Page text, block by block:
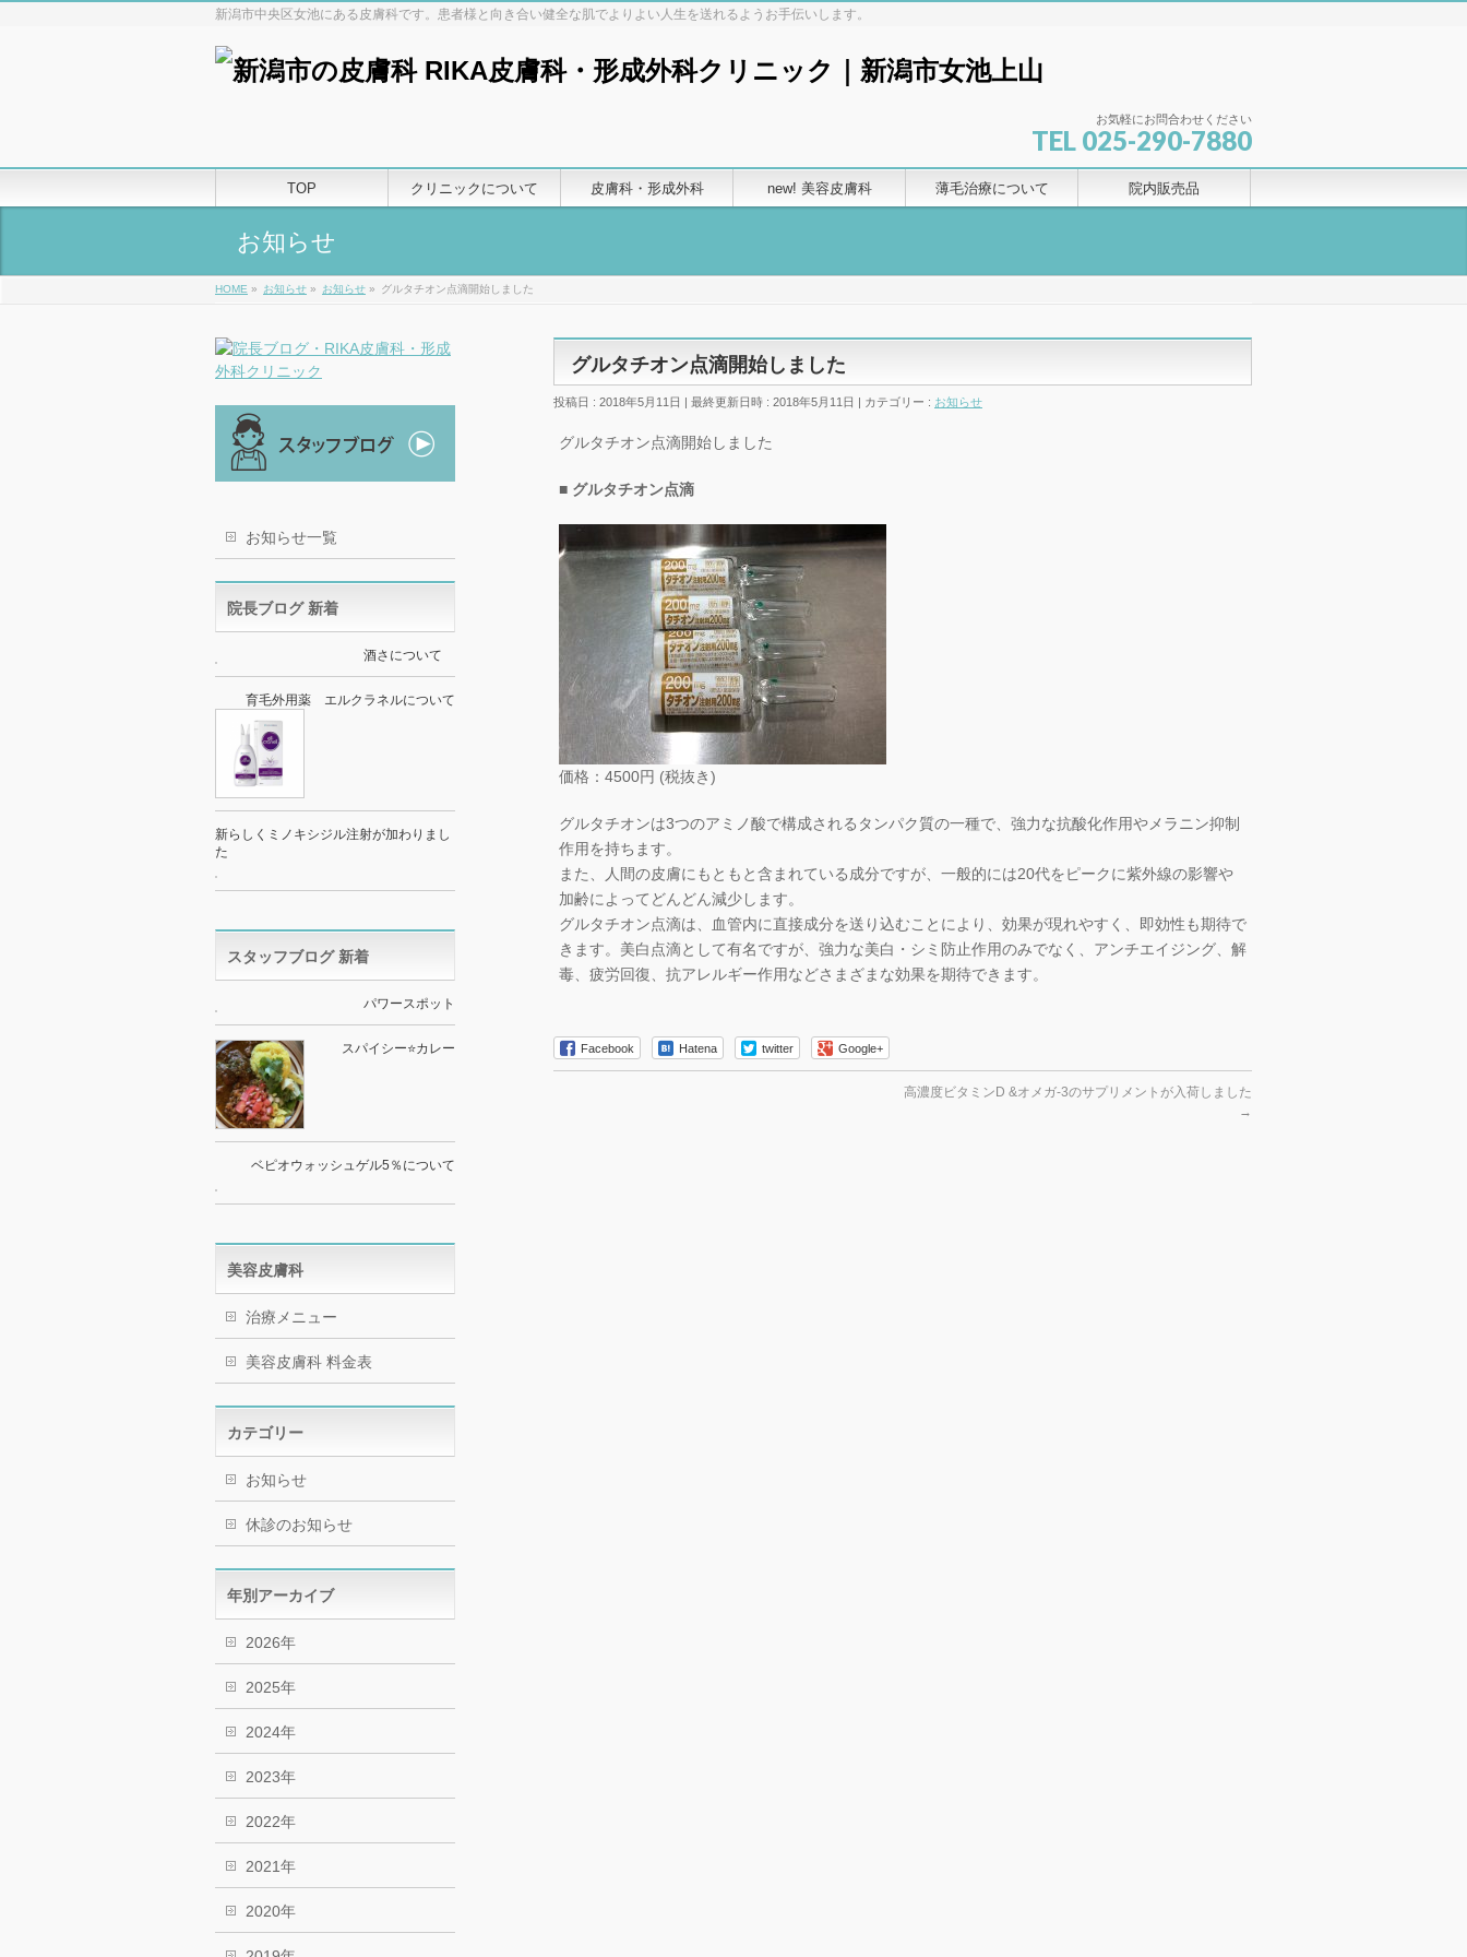
新潟市中央区女池にある皮膚科です。患者様と向き合い健全な肌でよりよい人生を送れるようお手伝いします。
お気軽にお問合わせください
TEL 025-290-7880
TOP クリニックについて 皮膚科・形成外科 new! 美容皮膚科 薄毛治療について 院内販売品
お知らせ
HOME » お知らせ » お知らせ » グルタチオン点滴開始しました
グルタチオン点滴開始しました
投稿日 : 2018年5月11日 最終更新日時 : 2018年5月11日 カテゴリー : お知らせ
グルタチオン点滴開始しました
■ グルタチオン点滴
価格：4500円 (税抜き)
グルタチオンは3つのアミノ酸で構成されるタンパク質の一種で、強力な抗酸化作用やメラニン抑制
作用を持ちます。
また、人間の皮膚にもともと含まれている成分ですが、一般的には20代をピークに紫外線の影響や
加齢によってどんどん減少します。
グルタチオン点滴は、血管内に直接成分を送り込むことにより、効果が現れやすく、即効性も期待で
きます。美白点滴として有名ですが、強力な美白・シミ防止作用のみでなく、アンチエイジング、解
毒、疲労回復、抗アレルギー作用などさまざまな効果を期待できます。
Facebook Hatena twitter Google+
高濃度ビタミンD &オメガ-3のサプリメントが入荷しました
→
お知らせ一覧
院長ブログ 新着
酒さについて
育毛外用薬 エルクラネルについて
新らしくミノキシジル注射が加わりまし
た
スタッフブログ 新着
パワースポット
スパイシー⭐️カレー
ベピオウォッシュゲル5％について
美容皮膚科
治療メニュー
美容皮膚科 料金表
カテゴリー
お知らせ
休診のお知らせ
年別アーカイブ
2026年
2025年
2024年
2023年
2022年
2021年
2020年